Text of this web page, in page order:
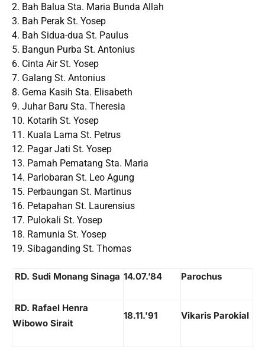
2. Bah Balua Sta. Maria Bunda Allah
3. Bah Perak St. Yosep
4. Bah Sidua-dua St. Paulus
5. Bangun Purba St. Antonius
6. Cinta Air St. Yosep
7. Galang St. Antonius
8. Gema Kasih Sta. Elisabeth
9. Juhar Baru Sta. Theresia
10. Kotarih St. Yosep
11. Kuala Lama St. Petrus
12. Pagar Jati St. Yosep
13. Pamah Pematang Sta. Maria
14. Parlobaran St. Leo Agung
15. Perbaungan St. Martinus
16. Petapahan St. Laurensius
17. Pulokali St. Yosep
18. Ramunia St. Yosep
19. Sibaganding St. Thomas
RD. Sudi Monang Sinaga 14.07.’84 Parochus
RD. Rafael Henra
Wibowo Sirait
18.11.'91 Vikaris Parokial